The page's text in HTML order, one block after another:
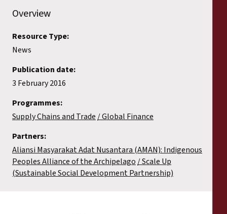
Overview
Resource Type:
News
Publication date:
3 February 2016
Programmes:
Supply Chains and Trade Global Finance
Partners:
Aliansi Masyarakat Adat Nusantara (AMAN): Indigenous
Peoples Alliance of the Archipelago Scale Up
(Sustainable Social Development Partnership)